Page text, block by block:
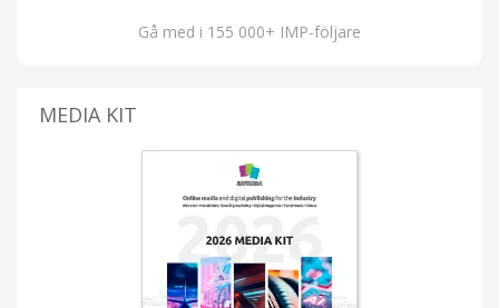
Gå med i 155 000+ IMP-följare
MEDIA KIT